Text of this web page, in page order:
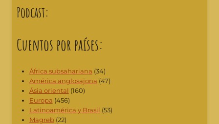
Podcast:
Cuentos por países:
África subsahariana (34)
América anglosajona (47)
Ásia oriental (160)
Europa (456)
Latinoamérica y Brasil (53)
Magreb (22)